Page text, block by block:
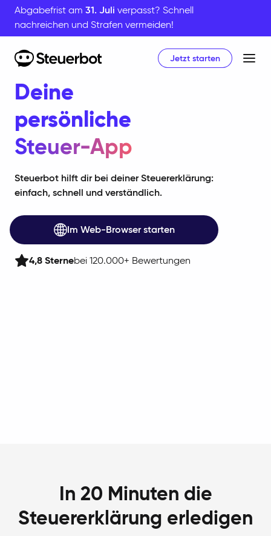
Abgabefrist am 31. Juli verpasst? Schnell
nachreichen und Strafen vermeiden!
Jetzt starten
Deine
persönliche
Steuer-App
Steuerbot hilft dir bei deiner Steuererklärung:
einfach, schnell und verständlich.
Im Web-Browser starten
4,8 Sternebei 120.000+ Bewertungen
In 20 Minuten die
Steuererklärung erledigen